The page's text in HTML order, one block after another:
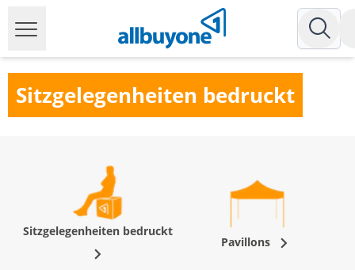
Sitzgelegenheiten bedruckt
Sitzgelegenheiten bedruckt
Pavillons